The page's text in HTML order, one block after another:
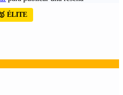
ÉLITE